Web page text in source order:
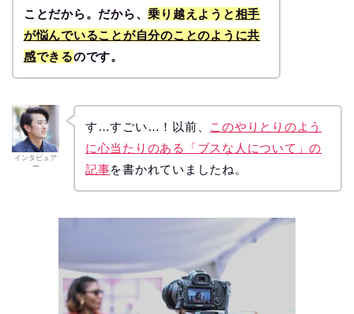
ことだから。だから、乗り越えようと相手
が悩んでいることが自分のことのように共
感できるのです。
インタビュア
ー
す…すごい…！以前、 このやりとりのよう
に心当たりのある「ブスな人について」の
記事を書かれていましたね。